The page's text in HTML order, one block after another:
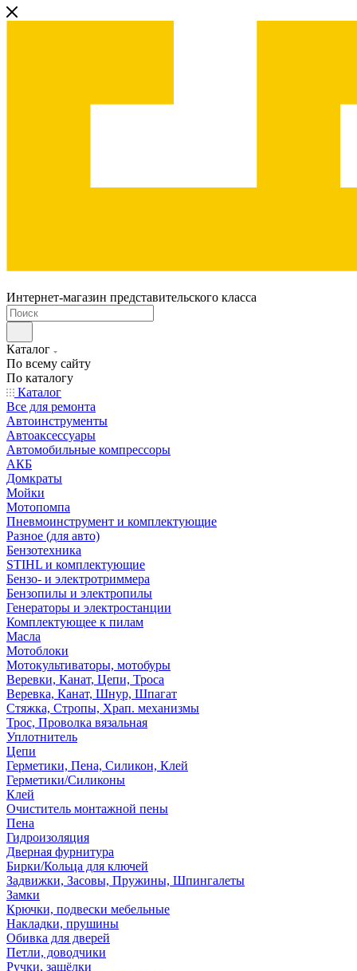
Интернет-магазин представительского класса
Каталог
По всему сайту
По каталогу
Каталог
Все для ремонта
Автоинструменты
Автоаксессуары
Автомобильные компрессоры
АКБ
Домкраты
Мойки
Мотопомпа
Пневмоинструмент и комплектующие
Разное (для авто)
Бензотехника
STIHL и комплектующие
Бензо- и электротриммера
Бензопилы и электропилы
Генераторы и электростанции
Комплектующее к пилам
Масла
Мотоблоки
Мотокультиваторы, мотобуры
Веревки, Канат, Цепи, Троса
Веревка, Канат, Шнур, Шпагат
Стяжка, Стропы, Храп. механизмы
Трос, Проволка вязальная
Уплотнитель
Цепи
Герметики, Пена, Силикон, Клей
Герметики/Силиконы
Клей
Очиститель монтажной пены
Пена
Гидроизоляция
Дверная фурнитура
Бирки/Кольца для ключей
Задвижки, Засовы, Пружины, Шпингалеты
Замки
Крючки, подвески мебельные
Накладки, прушины
Обивка для дверей
Петли, доводчики
Ручки, защёлки